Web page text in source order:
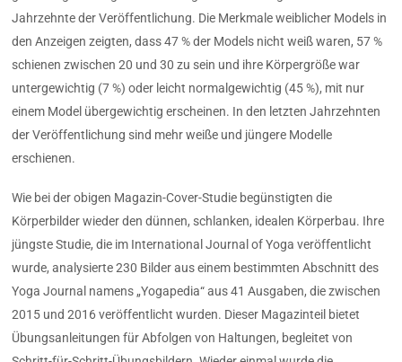
Jahrzehnte der Veröffentlichung. Die Merkmale weiblicher Models in
den Anzeigen zeigten, dass 47 % der Models nicht weiß waren, 57 %
schienen zwischen 20 und 30 zu sein und ihre Körpergröße war
untergewichtig (7 %) oder leicht normalgewichtig (45 %), mit nur
einem Model übergewichtig erscheinen. In den letzten Jahrzehnten
der Veröffentlichung sind mehr weiße und jüngere Modelle
erschienen.
Wie bei der obigen Magazin-Cover-Studie begünstigten die
Körperbilder wieder den dünnen, schlanken, idealen Körperbau. Ihre
jüngste Studie, die im International Journal of Yoga veröffentlicht
wurde, analysierte 230 Bilder aus einem bestimmten Abschnitt des
Yoga Journal namens „Yogapedia“ aus 41 Ausgaben, die zwischen
2015 und 2016 veröffentlicht wurden. Dieser Magazinteil bietet
Übungsanleitungen für Abfolgen von Haltungen, begleitet von